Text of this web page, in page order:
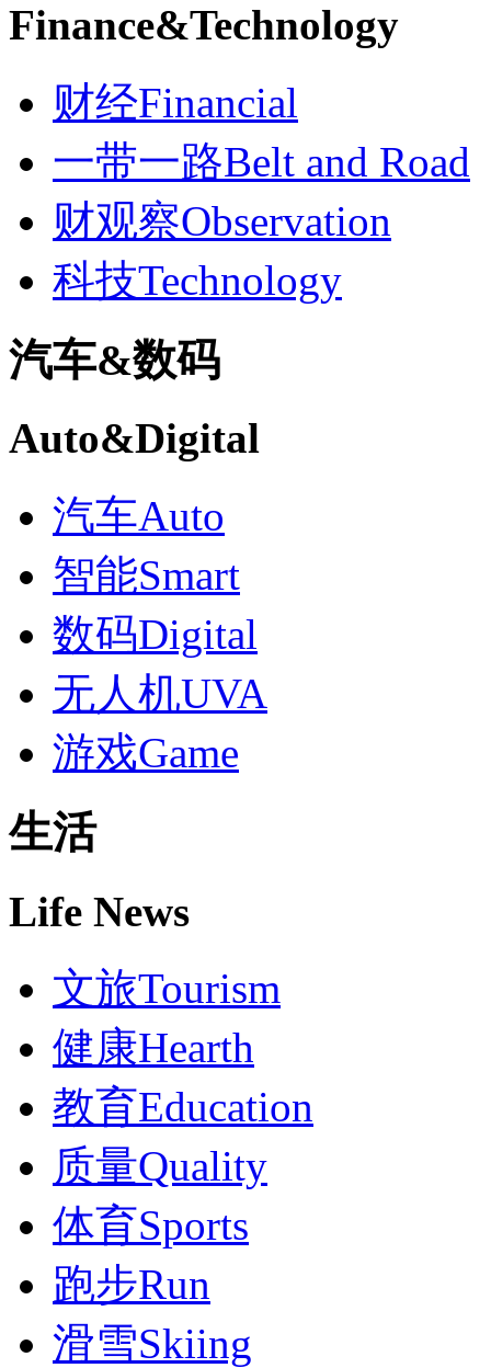
Finance&Technology
财经Financial
一带一路Belt and Road
财观察Observation
科技Technology
汽车&数码
Auto&Digital
汽车Auto
智能Smart
数码Digital
无人机UVA
游戏Game
生活
Life News
文旅Tourism
健康Hearth
教育Education
质量Quality
体育Sports
跑步Run
滑雪Skiing